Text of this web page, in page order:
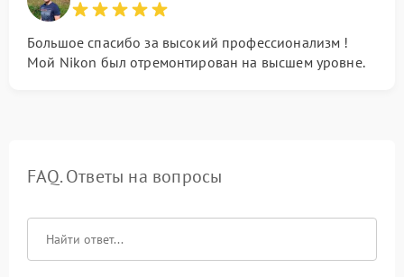
Большое спасибо за высокий профессионализм !
Мой Nikon был отремонтирован на высшем уровне.
FAQ. Ответы на вопросы